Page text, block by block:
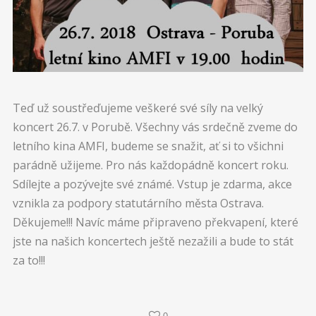
Teď už soustřeďujeme veškeré své síly na velký
koncert 26.7. v Porubě. Všechny vás srdečně zveme do
letního kina AMFI, budeme se snažit, ať si to všichni
parádně užijeme. Pro nás každopádně koncert roku.
Sdílejte a pozývejte své známé. Vstup je zdarma, akce
vznikla za podpory statutárního města Ostrava.
Děkujeme!!! Navíc máme připraveno překvapení, které
jste na našich koncertech ještě nezažili a bude to stát
za to!!!